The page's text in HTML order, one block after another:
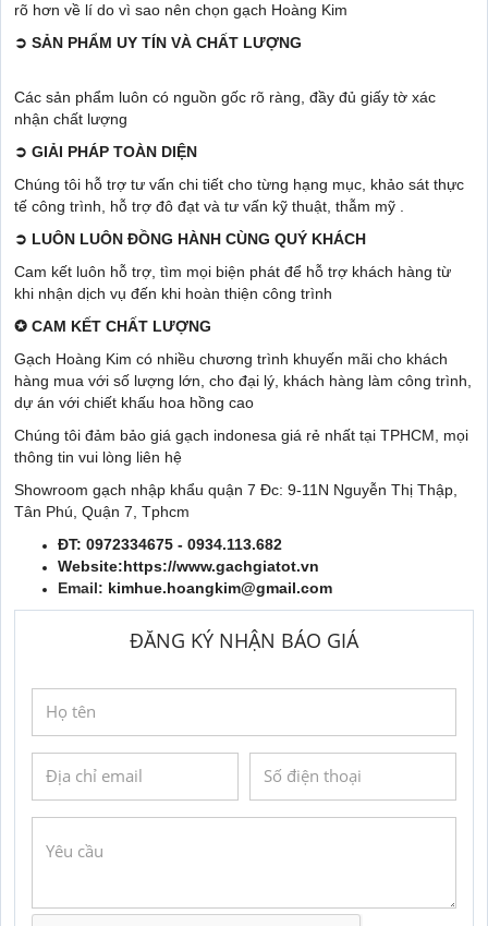
rõ hơn về lí do vì sao nên chọn gạch Hoàng Kim
➲ SẢN PHẨM UY TÍN VÀ CHẤT LƯỢNG
Các sản phẩm luôn có nguồn gốc rõ ràng, đầy đủ giấy tờ xác
nhận chất lượng
➲ GIẢI PHÁP TOÀN DIỆN
Chúng tôi hỗ trợ tư vấn chi tiết cho từng hạng mục, khảo sát thực
tế công trình, hỗ trợ đô đạt và tư vấn kỹ thuật, thẫm mỹ .
➲ LUÔN LUÔN ĐỒNG HÀNH CÙNG QUÝ KHÁCH
Cam kết luôn hỗ trợ, tìm mọi biện phát để hỗ trợ khách hàng từ
khi nhận dịch vụ đến khi hoàn thiện công trình
✪ CAM KẾT CHẤT LƯỢNG
Gạch Hoàng Kim có nhiều chương trình khuyến mãi cho khách
hàng mua với số lượng lớn, cho đại lý, khách hàng làm công trình,
dự án với chiết khấu hoa hồng cao
Chúng tôi đảm bảo giá gạch indonesa giá rẻ nhất tại TPHCM, mọi
thông tin vui lòng liên hệ
Showroom gạch nhập khẩu quận 7 Đc: 9-11N Nguyễn Thị Thập,
Tân Phú, Quận 7, Tphcm
ĐT: 0972334675 - 0934.113.682
Website:https://www.gachgiatot.vn
Email: kimhue.hoangkim@gmail.com
ĐĂNG KÝ NHẬN BÁO GIÁ